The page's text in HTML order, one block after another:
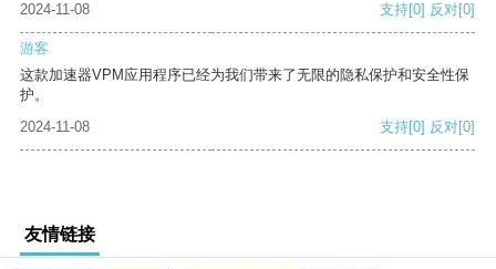
2024-11-08
支持[0] 反对[0]
游客
这款加速器VPM应用程序已经为我们带来了无限的隐私保护和安全性保
护。
2024-11-08
支持[0] 反对[0]
友情链接